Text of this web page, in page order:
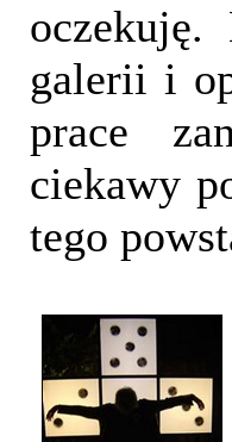
oczekuję.
galerii i
prace
ciekawy
tego